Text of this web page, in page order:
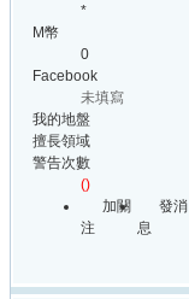
*
M幣
0
Facebook
未填寫
我的地盤
擅長領域
警告次數
()
加關
注
發消
息